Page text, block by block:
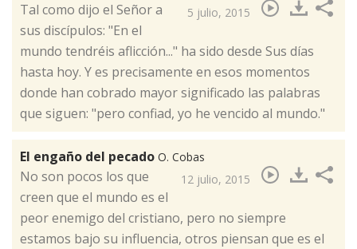
5 julio, 2015
​Tal como dijo el Señor a
sus discípulos: "En el
mundo tendréis aflicción..." ha sido desde Sus días
hasta hoy. Y es precisamente en esos momentos
donde han cobrado mayor significado las palabras
que siguen: "pero confiad, yo he vencido al mundo."
El engaño del pecado O. Cobas
12 julio, 2015
​No son pocos los que
creen que el mundo es el
peor enemigo del cristiano, pero no siempre
estamos bajo su influencia, otros piensan que es el